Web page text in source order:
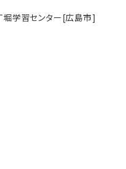
堀学習センター[広島市]